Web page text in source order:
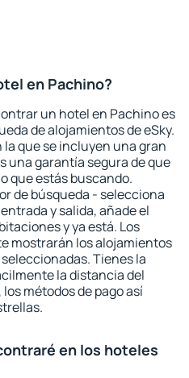
en Pachino?
un hotel en Pachino es
de alojamientos de eSky.
la que se incluyen una gran
una garantía segura de que
que estás buscando.
de búsqueda - selecciona
y salida, añade el
y ya está. Los
mostrarán los alojamientos
Tienes la
la distancia del
métodos de pago así
en los hoteles